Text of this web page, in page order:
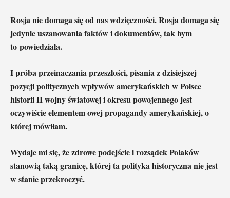
Rosja nie domaga się od nas wdzięczności. Rosja domaga się
jedynie uszanowania faktów i dokumentów, tak bym
to powiedziała.
I próba przeinaczania przeszłości, pisania z dzisiejszej
pozycji politycznych wpływów amerykańskich w Polsce
historii II wojny światowej i okresu powojennego jest
oczywiście elementem owej propagandy amerykańskiej, o
której mówiłam.
Wydaje mi się, że zdrowe podejście i rozsądek Polaków
stanowią taką granicę, której ta polityka historyczna nie jest
w stanie przekroczyć.